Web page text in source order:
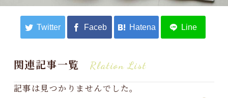
関連記事一覧 Rlation List
記事は見つかりませんでした。